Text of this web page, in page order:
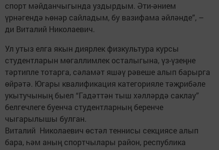
спорт мәйданчыгында уздыр­дым. Әти-әнием
үрнәгендә һөнәр сайладым, бу вазифама әйләнде”, –
ди Виталий Николаевич.
Ул утыз елга якын диярлек физкультура курсы
студентларын мөгаллимлек осталыгына, үз-үзеңне
тәртипле тотарга, сәламәт яшәү рәвеше алып барырга
өйрәтә. Югары квалификация категорияле тәҗрибәле
укытучының быел “Гадәттән тыш хәлләрдә сак­лау”
белгечлеге буенча студентларның беренче
чыгарылышы булган.
Виталий Николаевич өстәл теннисы секциясе алып
бара, һәм аның спортчылары район, республика